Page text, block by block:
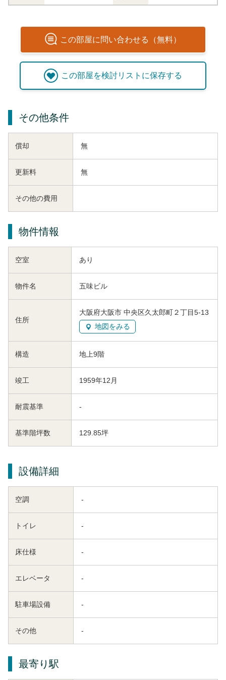
この部屋に問い合わせる（無料）
この部屋を検討リストに保存する
その他条件
償却 無
更新料 無
その他の費用
物件情報
空室 あり
物件名 五味ビル
住所
大阪府大阪市 中央区久太郎町２丁目5-13
地図をみる
構造 地上9階
竣工 1959年12月
耐震基準 -
基準階坪数 129.85坪
設備詳細
空調 -
トイレ -
床仕様 -
エレベータ -
駐車場設備 -
その他 -
最寄り駅